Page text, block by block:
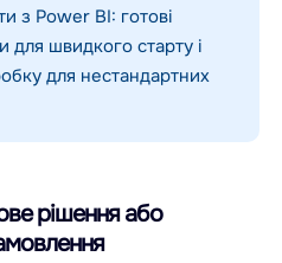
з Power BI: готові
для швидкого старту і
для нестандартних
рішення або